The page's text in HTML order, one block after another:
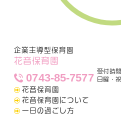
企業主導型保育園
花音保育園
0743-85-7577
受付時
日曜・
花音保育園
花音保育園について
一日の過ごし方